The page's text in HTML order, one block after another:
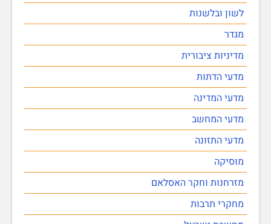
לשון ובלשנות
מגדר
מדיניות ציבורית
מדעי הדתות
מדעי המדינה
מדעי המחשב
מדעי התזונה
מוסיקה
מזרחנות וחקר האסלאם
מחקרי תרבות